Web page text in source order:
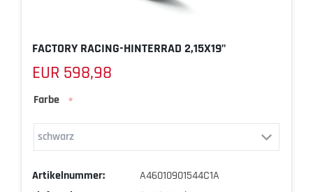
FACTORY RACING-HINTERRAD 2,15X19"
EUR 598,98
Farbe *
Artikelnummer:
A46010901544C1A